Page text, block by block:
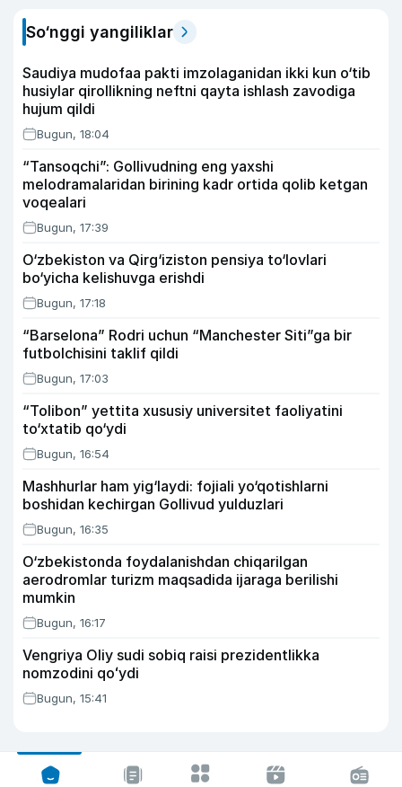
So‘nggi yangiliklar
Saudiya mudofaa pakti imzolaganidan ikki kun o‘tib
husiylar qirollikning neftni qayta ishlash zavodiga
hujum qildi
Bugun, 18:04
“Tansoqchi”: Gollivudning eng yaxshi
melodramalaridan birining kadr ortida qolib ketgan
voqealari
Bugun, 17:39
O‘zbekiston va Qirg‘iziston pensiya to‘lovlari
bo‘yicha kelishuvga erishdi
Bugun, 17:18
“Barselona” Rodri uchun “Manchester Siti”ga bir
futbolchisini taklif qildi
Bugun, 17:03
“Tolibon” yettita xususiy universitet faoliyatini
to‘xtatib qo‘ydi
Bugun, 16:54
Mashhurlar ham yig‘laydi: fojiali yo‘qotishlarni
boshidan kechirgan Gollivud yulduzlari
Bugun, 16:35
O‘zbekistonda foydalanishdan chiqarilgan
aerodromlar turizm maqsadida ijaraga berilishi
mumkin
Bugun, 16:17
Vengriya Oliy sudi sobiq raisi prezidentlikka
nomzodini qoʻydi
Bugun, 15:41